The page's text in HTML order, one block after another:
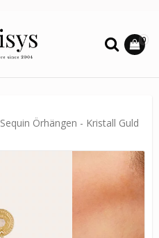
0
Sequin Örhängen - Kristall Guld